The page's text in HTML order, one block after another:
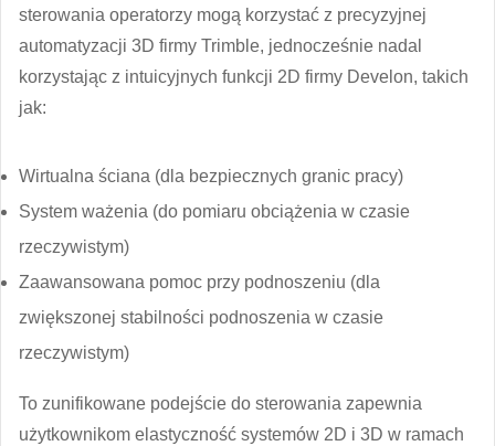
sterowania operatorzy mogą korzystać z precyzyjnej
automatyzacji 3D firmy Trimble, jednocześnie nadal
korzystając z intuicyjnych funkcji 2D firmy Develon, takich
jak:
Wirtualna ściana (dla bezpiecznych granic pracy)
System ważenia (do pomiaru obciążenia w czasie
rzeczywistym)
Zaawansowana pomoc przy podnoszeniu (dla
zwiększonej stabilności podnoszenia w czasie
rzeczywistym)
To zunifikowane podejście do sterowania zapewnia
użytkownikom elastyczność systemów 2D i 3D w ramach